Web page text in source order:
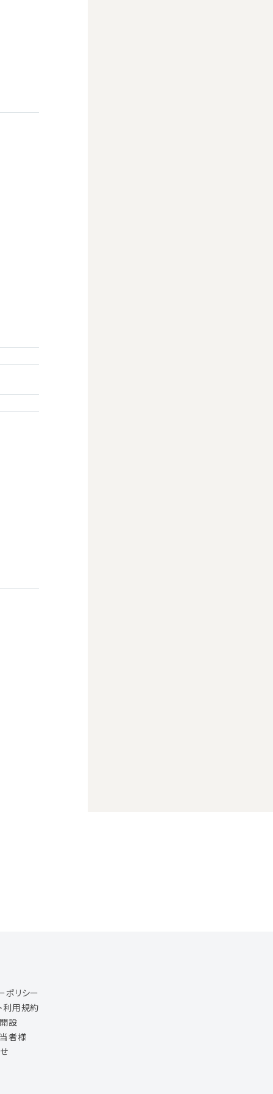
ポリシー
利用規約
設
者様